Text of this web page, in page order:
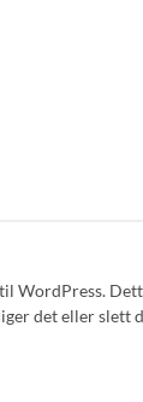
WordPress.
det eller slett